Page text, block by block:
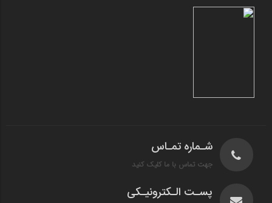
شـماره تمـاس
جهت تماس با ما کلیک کنید
پسـت الـکترونیـکی